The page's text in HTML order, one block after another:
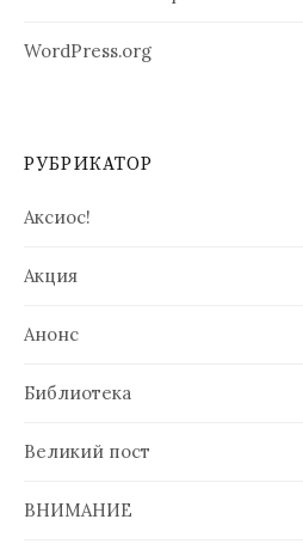
WordPress.org
РУБРИКАТОР
Аксиос!
Акция
Анонс
Библиотека
Великий пост
ВНИМАНИЕ